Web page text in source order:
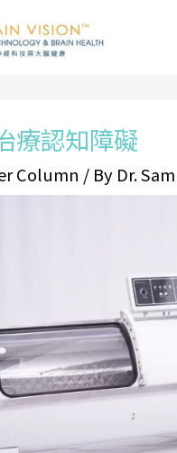
療認知障礙
Column / By Dr.